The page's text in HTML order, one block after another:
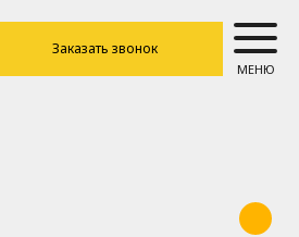
Заказать звонок
МЕНЮ